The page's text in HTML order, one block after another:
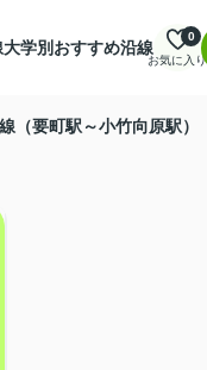
大学別おすすめ沿線
お気に入り
0
（要町駅～小竹向原駅）